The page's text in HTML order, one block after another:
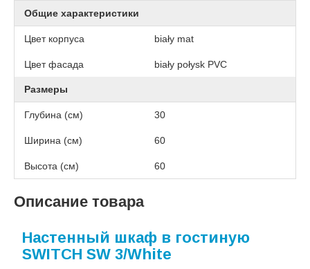
Общие характеристики
Цвет корпуса biały mat
Цвет фасада biały połysk PVC
Размеры
Глубина (см) 30
Ширина (см) 60
Высота (см) 60
Описание товара
Настенный шкаф в гостиную
SWITCH SW 3/White